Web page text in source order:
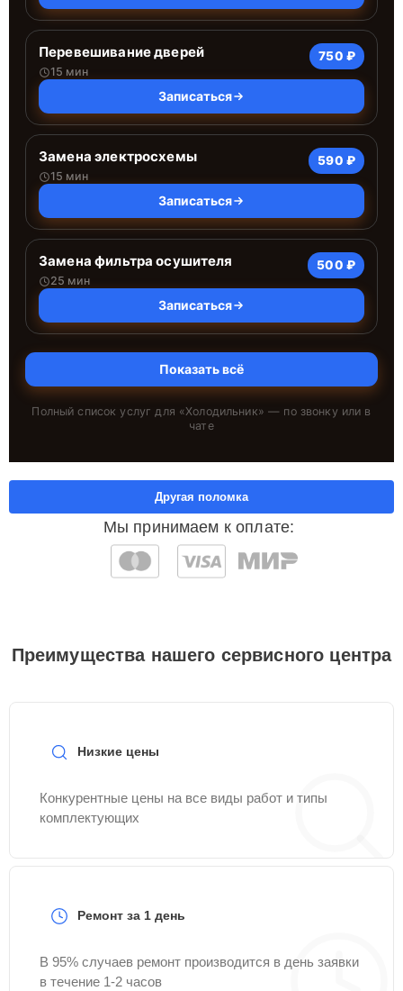
Перевешивание дверей
15 мин
750 ₽
Записаться
Замена электросхемы
15 мин
590 ₽
Записаться
Замена фильтра осушителя
25 мин
500 ₽
Записаться
Показать всё
Полный список услуг для «Холодильник» — по звонку или в
чате
Мы принимаем к оплате:
Другая поломка
Преимущества нашего сервисного центра
Низкие цены
Конкурентные цены на все виды работ и типы
комплектующих
Ремонт за 1 день
В 95% случаев ремонт производится в день заявки
в течение 1-2 часов